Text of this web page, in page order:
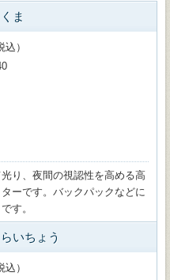
ま
）
り、夜間の視認性を高める高
ーです。バックパックなどに
す。
いちょう
）